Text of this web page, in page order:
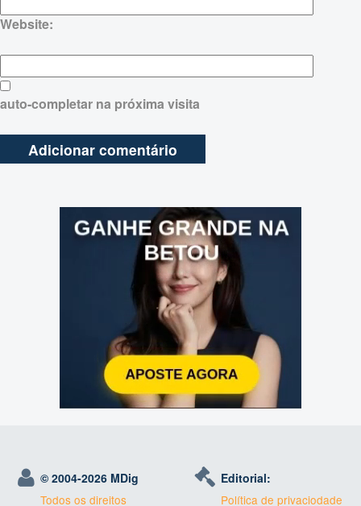
Website:
auto-completar na próxima visita
© 2004-2026 MDig
Todos os direitos
Editorial:
Política de privaciodade